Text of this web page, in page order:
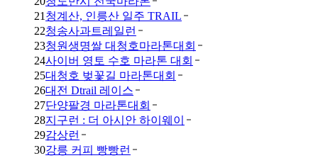
21 청계산, 인릉산 일주 TRAIL
22청송사과트레일런
23청원생명쌀 대청호마라톤대회
24사이버 영토 수호 마라톤 대회
25대청호 벚꽃길 마라톤대회
26대전 Dtrail 레이스
27단양팔경 마라톤대회
28지구런 : 더 아시안 하이웨이
29감상런
30강릉 커피 빵빵런